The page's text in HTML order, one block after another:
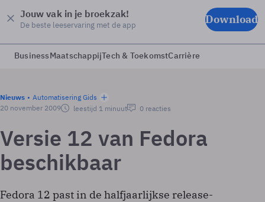
Jouw vak in je broekzak!
De beste leeservaring met de app Download
BusinessMaatschappijTech & ToekomstCarrière
Nieuws
Automatisering Gids
20 november 2009
leestijd 1 minuut 0 reacties
Versie 12 van Fedora
beschikbaar
Fedora 12 past in de halfjaarlijkse release-